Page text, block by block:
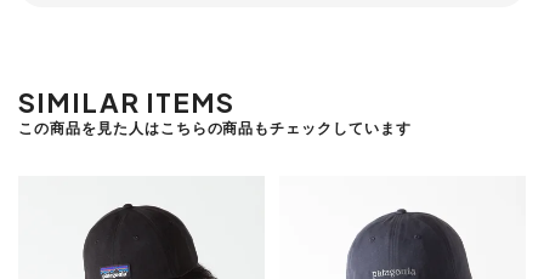
SIMILAR ITEMS
この商品を見た人はこちらの商品もチェックしています